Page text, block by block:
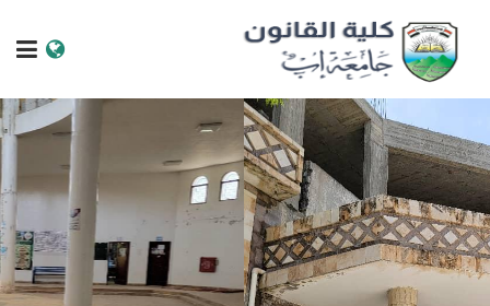
الرئيسية
عن الجامعة
البرامج الاكاديمية
خدمات الطالب